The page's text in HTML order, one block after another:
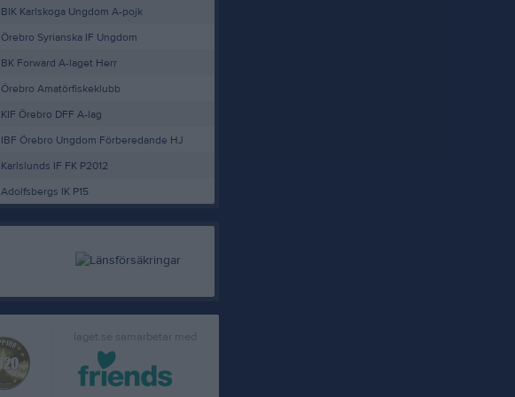
BIK Karlskoga Ungdom A-pojk
Örebro Syrianska IF Ungdom
BK Forward A-laget Herr
Örebro Amatörfiskeklubb
KIF Örebro DFF A-lag
IBF Örebro Ungdom Förberedande HJ
Karlslunds IF FK P2012
Adolfsbergs IK P15
laget.se samarbetar med